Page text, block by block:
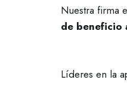
Nuestra firma
de beneficio
Líderes en la